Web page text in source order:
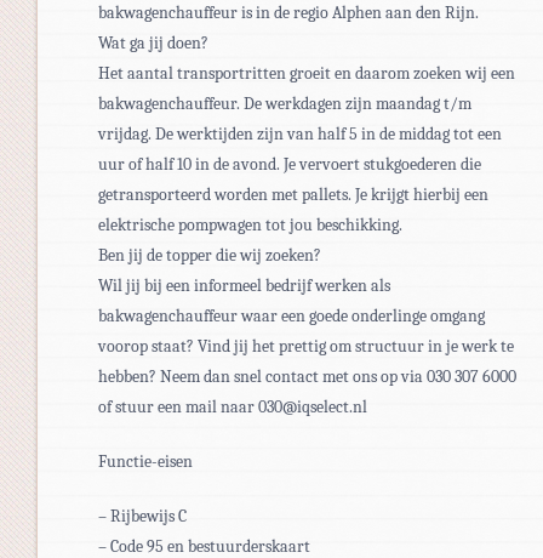
bakwagenchauffeur is in de regio Alphen aan den Rijn.
Wat ga jij doen?
Het aantal transportritten groeit en daarom zoeken wij een
bakwagenchauffeur. De werkdagen zijn maandag t/m
vrijdag. De werktijden zijn van half 5 in de middag tot een
uur of half 10 in de avond. Je vervoert stukgoederen die
getransporteerd worden met pallets. Je krijgt hierbij een
elektrische pompwagen tot jou beschikking.
Ben jij de topper die wij zoeken?
Wil jij bij een informeel bedrijf werken als
bakwagenchauffeur waar een goede onderlinge omgang
voorop staat? Vind jij het prettig om structuur in je werk te
hebben? Neem dan snel contact met ons op via 030 307 6000
of stuur een mail naar 030@iqselect.nl
Functie-eisen
– Rijbewijs C
– Code 95 en bestuurderskaart